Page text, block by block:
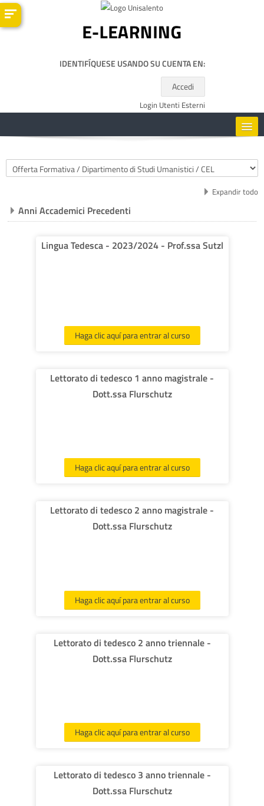
Salta al contenido principal
IDENTIFÍQUESE USANDO SU CUENTA EN:
Accedi
Login Utenti Esterni
RISORSE UTILI
ESPAÑOL - INTERNACIONAL ‎(ES)‎
Categorías
Expandir todo
Anni Accademici Precedenti
Lingua Tedesca - 2023/2024 - Prof.ssa Sutzl
Haga clic aquí para entrar al curso
Lettorato di tedesco 1 anno magistrale -
Dott.ssa Flurschutz
Haga clic aquí para entrar al curso
Lettorato di tedesco 2 anno magistrale -
Dott.ssa Flurschutz
Haga clic aquí para entrar al curso
Lettorato di tedesco 2 anno triennale -
Dott.ssa Flurschutz
Haga clic aquí para entrar al curso
Lettorato di tedesco 3 anno triennale -
Dott.ssa Flurschutz